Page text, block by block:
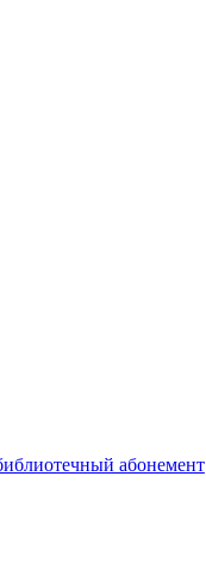
абонемент